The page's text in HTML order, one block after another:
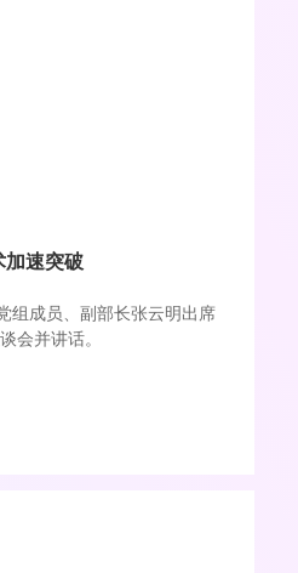
加速突破
组成员、副部长张云明出席
会并讲话。